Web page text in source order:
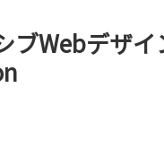
ブWebデザイ